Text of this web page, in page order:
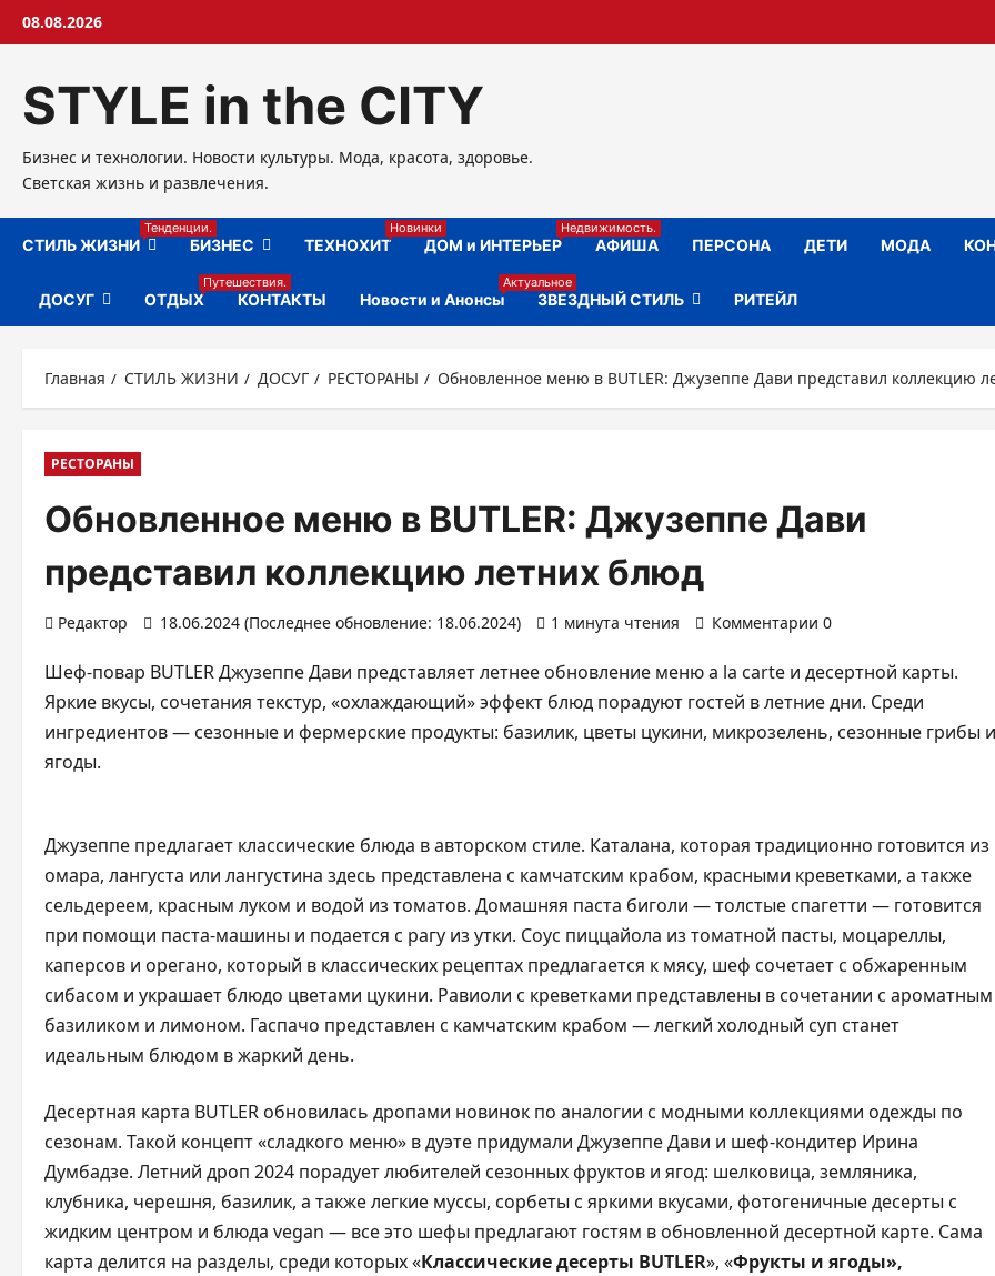
Перейти
08.08.2026
STYLE in the CITY
Бизнес и технологии. Новости культуры. Мода, красота, здоровье.
Светская жизнь и развлечения.
СТИЛЬ ЖИЗНИ
Тенденции.
БИЗНЕС ТЕХНОХИТ
Новинки
ДОМ и ИНТЕРЬЕР
Недвижимость.
АФИША ПЕРСОНА ДЕТИ МОДА
ДОСУГ ОТДЫХ
Путешествия.
КОНТАКТЫ Новости и Анонсы
Актуальное
ЗВЕЗДНЫЙ СТИЛЬ РИТЕЙЛ
Главная СТИЛЬ ЖИЗНИ ДОСУГ РЕСТОРАНЫ Обновленное меню в BUTLER: Джузеппе Дави представил коллекцию
РЕСТОРАНЫ
Обновленное меню в BUTLER: Джузеппе Дави
представил коллекцию летних блюд
Редактор 18.06.2024 (Последнее обновление: 18.06.2024) 1 минута чтения Комментарии 0
Шеф-повар BUTLER Джузеппе Дави представляет летнее обновление меню a la carte и десертной карты.
Яркие вкусы, сочетания текстур, «охлаждающий» эффект блюд порадуют гостей в летние дни. Среди
ингредиентов — сезонные и фермерские продукты: базилик, цветы цукини, микрозелень, сезонные грибы и
ягоды.
Джузеппе предлагает классические блюда в авторском стиле. Каталана, которая традиционно готовится из
омара, лангуста или лангустина здесь представлена с камчатским крабом, красными креветками, а также
сельдереем, красным луком и водой из томатов. Домашняя паста биголи — толстые спагетти — готовится
при помощи паста-машины и подается с рагу из утки. Соус пиццайола из томатной пасты, моцареллы,
каперсов и орегано, который в классических рецептах предлагается к мясу, шеф сочетает с обжаренным
сибасом и украшает блюдо цветами цукини. Равиоли с креветками представлены в сочетании с ароматным
базиликом и лимоном. Гаспачо представлен с камчатским крабом — легкий холодный суп станет
идеальным блюдом в жаркий день.
Десертная карта BUTLER обновилась дропами новинок по аналогии с модными коллекциями одежды по
сезонам. Такой концепт «сладкого меню» в дуэте придумали Джузеппе Дави и шеф-кондитер Ирина
Думбадзе. Летний дроп 2024 порадует любителей сезонных фруктов и ягод: шелковица, земляника,
клубника, черешня, базилик, а также легкие муссы, сорбеты с яркими вкусами, фотогеничные десерты с
жидким центром и блюда vegan — все это шефы предлагают гостям в обновленной десертной карте. Сама
карта делится на разделы, среди которых «Классические десерты BUTLER», «Фрукты и ягоды»,